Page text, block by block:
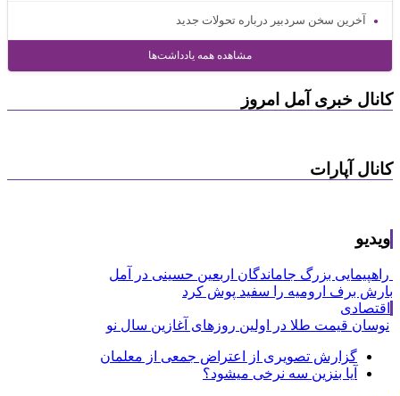
آخرین سخن سردبیر درباره تحولات جدید
مشاهده همه یادداشت‌ها
کانال خبری آمل امروز
کانال آپارات
ویدیو
راهپیمایی بزرگ جاماندگان اربعین حسینی در آمل
بارش برف ارومیه را سفید پوش کرد
اقتصادی
نوسان قیمت طلا در اولین روزهای آغازین سال نو
گزارش تصویری از اعتراض جمعی از معلمان
آیا بنزین سه نرخی میشود؟